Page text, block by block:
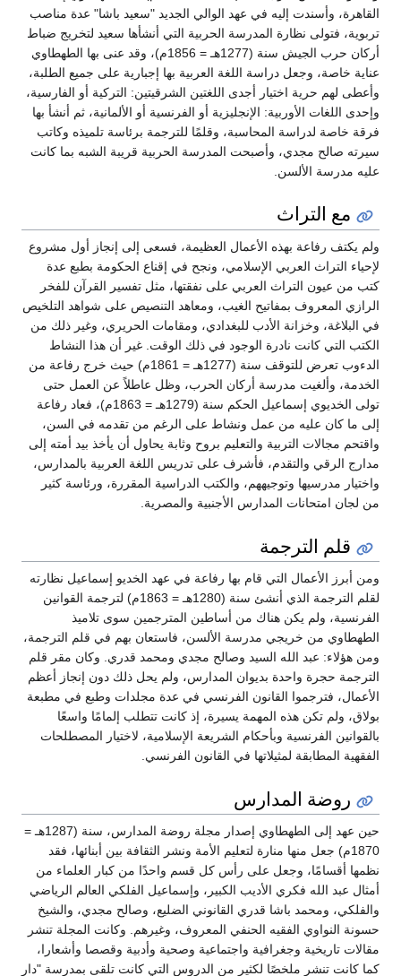
القاهرة، وأسندت إليه في عهد الوالي الجديد "سعيد باشا" عدة مناصب
تربوية، فتولى نظارة المدرسة الحربية التي أنشأها سعيد لتخريج ضباط
أركان حرب الجيش سنة (1277هـ = 1856م)، وقد عنى بها الطهطاوي
عناية خاصة، وجعل دراسة اللغة العربية بها إجبارية على جميع الطلبة،
وأعطى لهم حرية اختيار أجدى اللغتين الشرقيتين: التركية أو الفارسية،
وإحدى اللغات الأوربية: الإنجليزية أو الفرنسية أو الألمانية، ثم أنشأ بها
فرقة خاصة لدراسة المحاسبة، وقلمًا للترجمة برئاسة تلميذه وكاتب
سيرته صالح مجدي، وأصبحت المدرسة الحربية قريبة الشبه بما كانت
عليه مدرسة الألسن.
مع التراث
ولم يكتف رفاعة بهذه الأعمال العظيمة، فسعى إلى إنجاز أول مشروع
لإحياء التراث العربي الإسلامي، ونجح في إقناع الحكومة بطبع عدة
كتب من عيون التراث العربي على نفقتها، مثل تفسير القرآن للفخر
الرازي المعروف بمفاتيح الغيب، ومعاهد التنصيص على شواهد التلخيص
في البلاغة، وخزانة الأدب للبغدادي، ومقامات الحريري، وغير ذلك من
الكتب التي كانت نادرة الوجود في ذلك الوقت. غير أن هذا النشاط
الدءوب تعرض للتوقف سنة (1277هـ = 1861م) حيث خرج رفاعة من
الخدمة، وألغيت مدرسة أركان الحرب، وظل عاطلاً عن العمل حتى
تولى الخديوي إسماعيل الحكم سنة (1279هـ = 1863م)، فعاد رفاعة
إلى ما كان عليه من عمل ونشاط على الرغم من تقدمه في السن،
واقتحم مجالات التربية والتعليم بروح وثابة يحاول أن يأخذ بيد أمته إلى
مدارج الرقي والتقدم، فأشرف على تدريس اللغة العربية بالمدارس،
واختيار مدرسيها وتوجيههم، والكتب الدراسية المقررة، ورئاسة كثير
من لجان امتحانات المدارس الأجنبية والمصرية.
قلم الترجمة
ومن أبرز الأعمال التي قام بها رفاعة في عهد الخديو إسماعيل نظارته
لقلم الترجمة الذي أنشئ سنة (1280هـ = 1863م) لترجمة القوانين
الفرنسية، ولم يكن هناك من أساطين المترجمين سوى تلاميذ
الطهطاوي من خريجي مدرسة الألسن، فاستعان بهم في قلم الترجمة،
ومن هؤلاء: عبد الله السيد وصالح مجدي ومحمد قدري. وكان مقر قلم
الترجمة حجرة واحدة بديوان المدارس، ولم يحل ذلك دون إنجاز أعظم
الأعمال، فترجموا القانون الفرنسي في عدة مجلدات وطبع في مطبعة
بولاق، ولم تكن هذه المهمة يسيرة، إذ كانت تتطلب إلمامًا واسعًا
بالقوانين الفرنسية وبأحكام الشريعة الإسلامية، لاختيار المصطلحات
الفقهية المطابقة لمثيلاتها في القانون الفرنسي.
روضة المدارس
حين عهد إلى الطهطاوي إصدار مجلة روضة المدارس، سنة (1287هـ =
1870م) جعل منها منارة لتعليم الأمة ونشر الثقافة بين أبنائها، فقد
نظمها أقسامًا، وجعل على رأس كل قسم واحدًا من كبار العلماء من
أمثال عبد الله فكري الأديب الكبير، وإسماعيل الفلكي العالم الرياضي
والفلكي، ومحمد باشا قدري القانوني الضليع، وصالح مجدي، والشيخ
حسونة النواوي الفقيه الحنفي المعروف، وغيرهم. وكانت المجلة تنشر
مقالات تاريخية وجغرافية واجتماعية وصحية وأدبية وقصصا وأشعارا،
كما كانت تنشر ملخصًا لكثير من الدروس التي كانت تلقى بمدرسة "دار